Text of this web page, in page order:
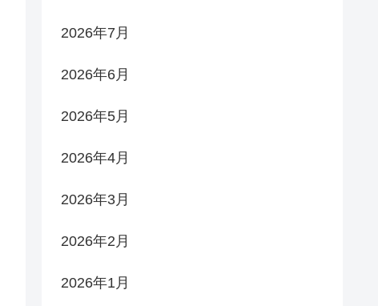
2026年7月
2026年6月
2026年5月
2026年4月
2026年3月
2026年2月
2026年1月